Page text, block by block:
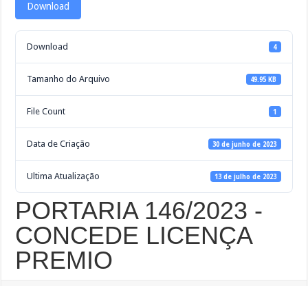
Download
Download 4
Tamanho do Arquivo 49.95 KB
File Count 1
Data de Criação 30 de junho de 2023
Ultima Atualização 13 de julho de 2023
PORTARIA 146/2023 -
CONCEDE LICENÇA
PREMIO